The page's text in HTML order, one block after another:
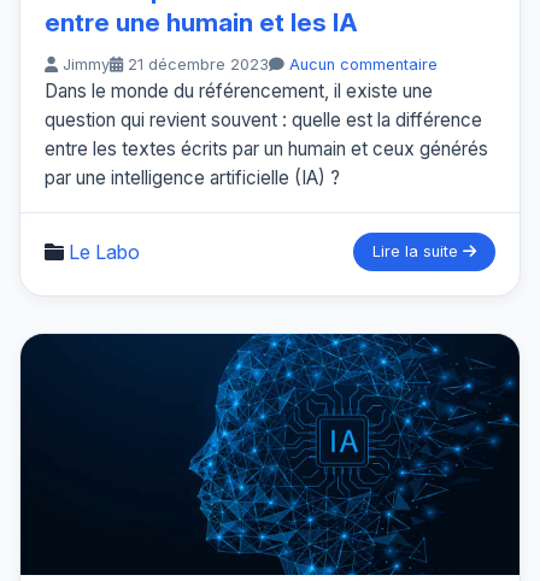
entre une humain et les IA
Jimmy 21 décembre 2023 Aucun commentaire
Dans le monde du référencement, il existe une
question qui revient souvent : quelle est la différence
entre les textes écrits par un humain et ceux générés
par une intelligence artificielle (IA) ?
Le Labo Lire la suite